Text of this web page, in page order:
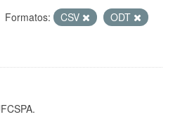
Formatos: CSV
ODT